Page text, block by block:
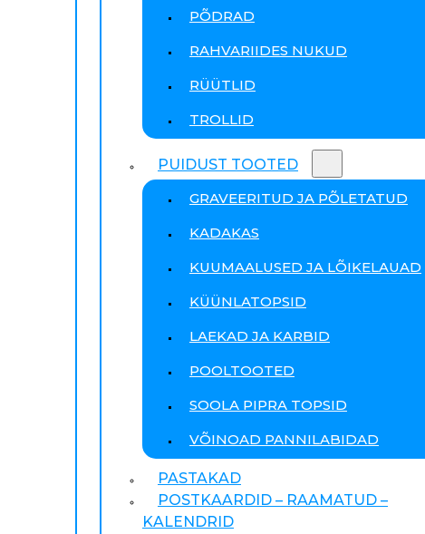
PÕDRAD
RAHVARIIDES NUKUD
RÜÜTLID
TROLLID
PUIDUST TOOTED
GRAVEERITUD JA PÕLETATUD
KADAKAS
KUUMAALUSED JA LÕIKELAUAD
KÜÜNLATOPSID
LAEKAD JA KARBID
POOLTOOTED
SOOLA PIPRA TOPSID
VÕINOAD PANNILABIDAD
PASTAKAD
POSTKAARDID – RAAMATUD –
KALENDRID